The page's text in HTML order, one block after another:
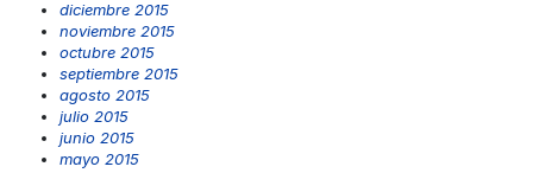
diciembre 2015
noviembre 2015
octubre 2015
septiembre 2015
agosto 2015
julio 2015
junio 2015
mayo 2015